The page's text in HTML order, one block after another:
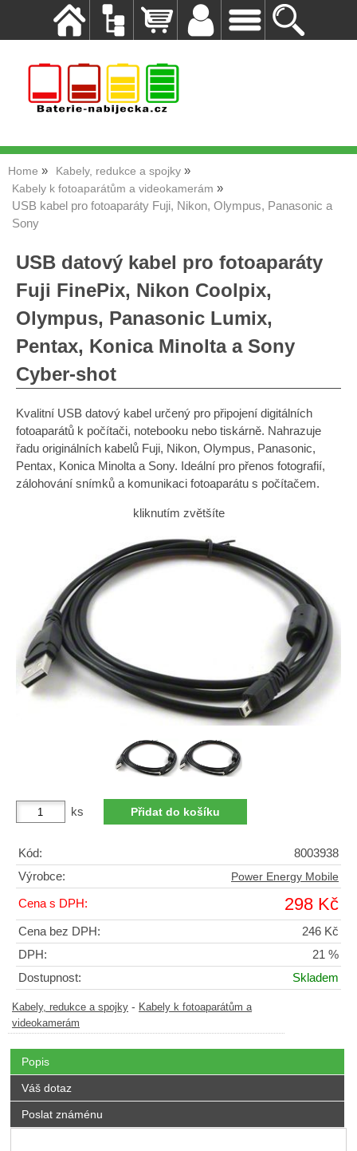
Home
Kabely, redukce a spojky
Kabely k fotoaparátům a videokamerám
USB kabel pro fotoaparáty Fuji, Nikon, Olympus, Panasonic a
Sony
USB datový kabel pro fotoaparáty
Fuji FinePix, Nikon Coolpix,
Olympus, Panasonic Lumix,
Pentax, Konica Minolta a Sony
Cyber-shot
Kvalitní USB datový kabel určený pro připojení digitálních
fotoaparátů k počítači, notebooku nebo tiskárně. Nahrazuje
řadu originálních kabelů Fuji, Nikon, Olympus, Panasonic,
Pentax, Konica Minolta a Sony. Ideální pro přenos fotografií,
zálohování snímků a komunikaci fotoaparátu s počítačem.
kliknutím zvětšíte
ks
Kód:
8003938
Výrobce:
Power Energy Mobile
Cena s DPH: 298 Kč
Cena bez DPH:
246 Kč
DPH:
21 %
Dostupnost:
Skladem
Kabely, redukce a spojky - Kabely k fotoaparátům a
videokamerám
Popis
Váš dotaz
Poslat známénu